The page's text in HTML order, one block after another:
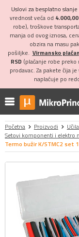
Uslovi za besplatno
vrednost veća od
robe), troškove
manja od ovog iznosa,
obzira na masu
pošiljke. Virmansko
RSD (plaćanje robe
prodavac. Za pakete čija
naplaćuje po
Početna Proizvodi
Setovi komponenti i elektro
Termo bužir K/STMC2 set